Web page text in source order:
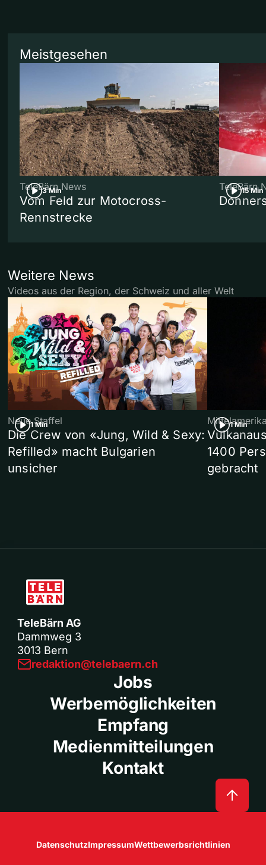
Meistgesehen
3 Min
TeleBärn News
Vom Feld zur Motocross-
Rennstrecke
15 Min
TeleBärn
Weitere News
Videos aus der Region, der Schweiz und aller Welt
1 Min
Neue Staffel
Die Crew von «Jung, Wild & Sexy:
Refilled» macht Bulgarien
unsicher
1 Min
1400
gebracht
TeleBärn AG
Dammweg 3
3013 Bern
redaktion@telebaern.ch
Jobs
Werbemöglichkeiten
Empfang
Medienmitteilungen
Kontakt
DatenschutzImpressumWettbewerbsrichtlinien